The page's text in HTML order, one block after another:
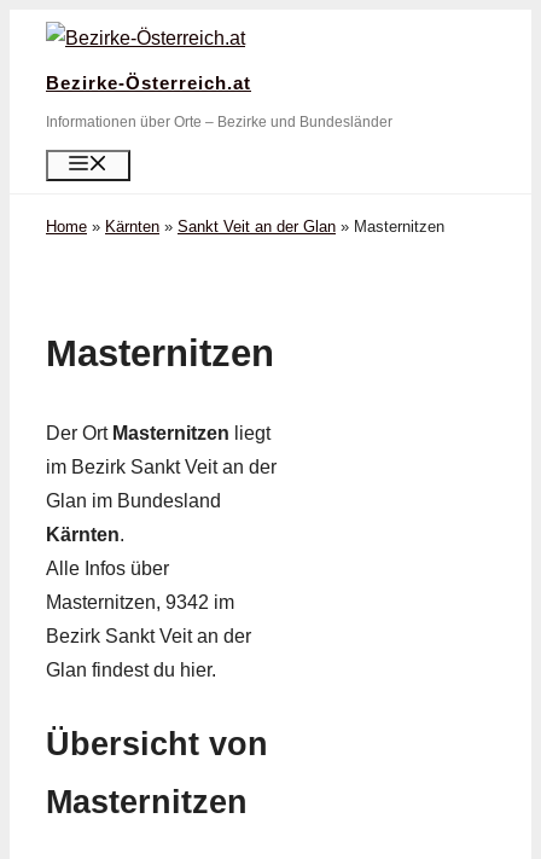
Zum
springen
Bezirke-Österreich.at
Informationen über Orte – Bezirke und Bundesländer
Home » Kärnten » Sankt Veit an der Glan » Masternitzen
Masternitzen
Der Ort Masternitzen liegt
im Bezirk Sankt Veit an der
Glan im Bundesland
Kärnten.
Alle Infos über
Masternitzen, 9342 im
Bezirk Sankt Veit an der
Glan findest du hier.
Übersicht von
Masternitzen